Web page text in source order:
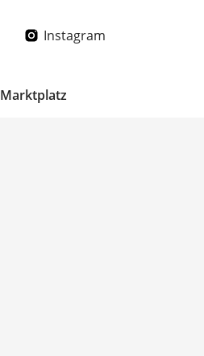
Instagram
Marktplatz